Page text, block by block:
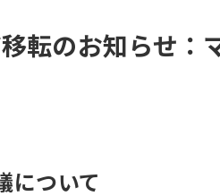
転のお知らせ：
について